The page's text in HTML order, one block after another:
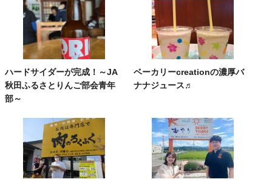
ハードサイダーが完成！～JA
秋田ふるさとりんご部会青年
部～
ベーカリーcreationの濃厚バ
ナナジュース♬